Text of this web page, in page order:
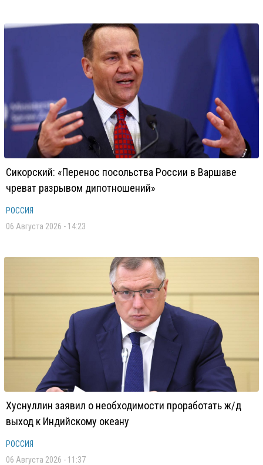
Сикорский: «Перенос посольства России в Варшаве
чреват разрывом дипотношений»
РОССИЯ
06 Августа 2026 - 14:23
Хуснуллин заявил о необходимости проработать ж/д
выход к Индийскому океану
РОССИЯ
06 Августа 2026 - 11:37